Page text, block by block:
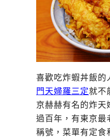
喜歡吃炸蝦丼飯的
門天婦羅三定就不
京赫赫有名的炸天
過百年，有東京最
稱號，菜單有定食